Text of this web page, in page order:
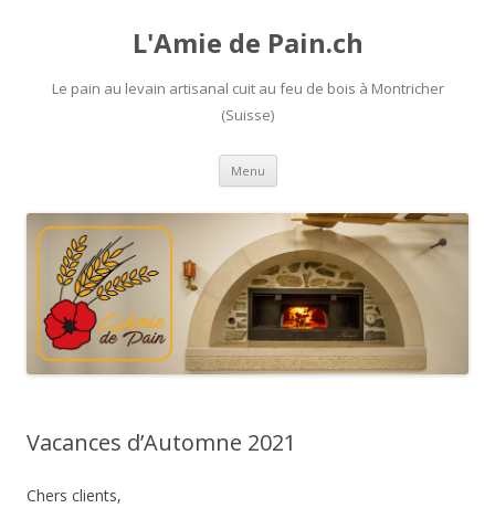
L'Amie de Pain.ch
Le pain au levain artisanal cuit au feu de bois à Montricher
(Suisse)
Menu Aller
contenu
Vacances d’Automne 2021
Chers clients,